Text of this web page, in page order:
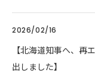
2026/02/16
【北海道知事へ、再
出しました】